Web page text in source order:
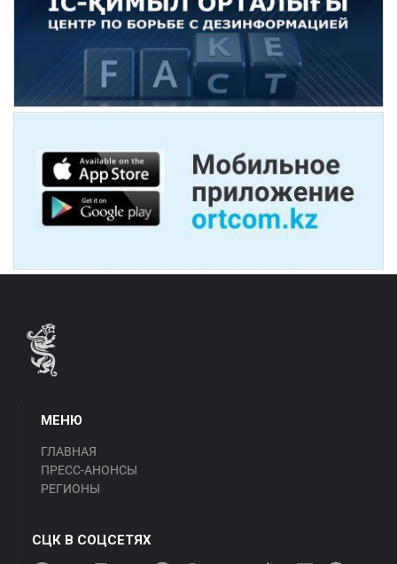
МЕНЮ
ГЛАВНАЯ
ПРЕСС-АНОНСЫ
РЕГИОНЫ
СЦК В СОЦСЕТЯХ